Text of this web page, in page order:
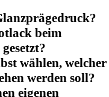
beim
wählen, welcher
werden soll?
eigenen